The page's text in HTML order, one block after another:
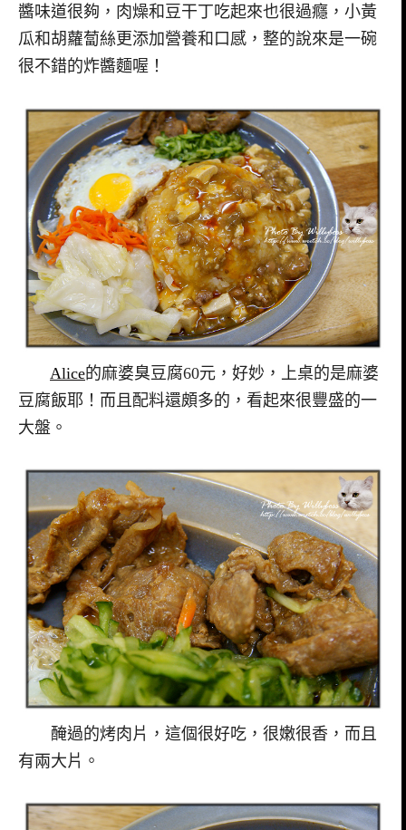
醬味道很夠，肉燥和豆干丁吃起來也很過癮，小黃
瓜和胡蘿蔔絲更添加營養和口感，整的說來是一碗
很不錯的炸醬麵喔！
Alice的麻婆臭豆腐60元，好妙，上桌的是麻婆
豆腐飯耶！而且配料還頗多的，看起來很豐盛的一
大盤。
醃過的烤肉片，這個很好吃，很嫩很香，而且
有兩大片。